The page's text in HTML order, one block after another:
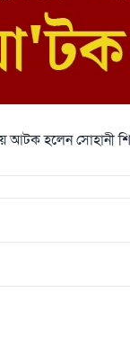
আটক হলেন সোহানী